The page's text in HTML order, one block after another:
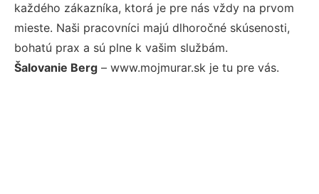
každého zákazníka, ktorá je pre nás vždy na prvom
mieste. Naši pracovníci majú dlhoročné skúsenosti,
bohatú prax a sú plne k vašim službám.
Šalovanie Berg – www.mojmurar.sk je tu pre vás.